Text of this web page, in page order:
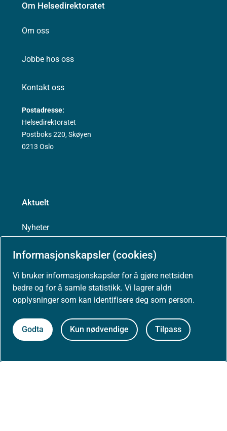
Informasjonskapsler (cookies)
Vi bruker informasjonskapsler for å gjøre nettsiden
bedre og for å samle statistikk. Vi lagrer aldri
opplysninger som kan identifisere deg som person.
Godta Kun nødvendige Tilpass
Om Helsedirektoratet
Om oss
Jobbe hos oss
Kontakt oss
Postadresse:
Helsedirektoratet
Postboks 220, Skøyen
0213 Oslo
Aktuelt
Nyheter
Arrangementer
Høringer